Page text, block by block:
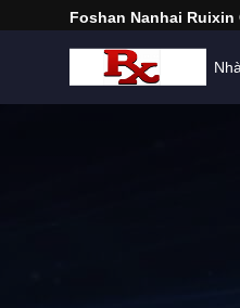
Foshan Nanhai Ruixin
Nhà